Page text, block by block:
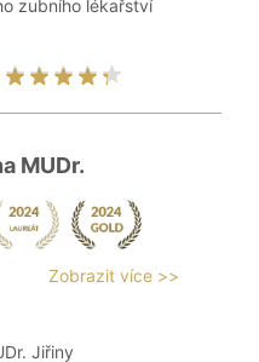
zubního lékařství
MUDr.
Zobrazit více >>
Jiřiny